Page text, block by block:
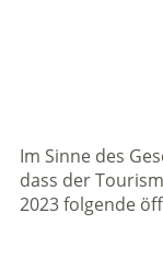
Im Sinne des
dass der
2023 folgende